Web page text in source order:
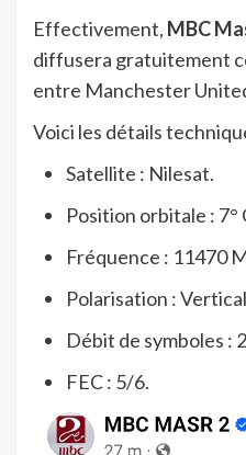
Effectivement, MBC
diffusera gratuitement
entre Manchester
Voici les détails
Satellite : Nilesat.
Position orbitale : 7°
Fréquence : 11470
Polarisation :
Débit de symboles :
FEC : 5/6.